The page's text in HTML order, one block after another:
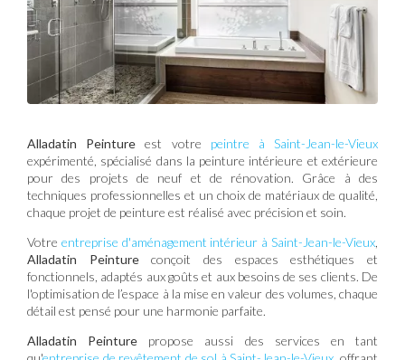
Alladatin Peinture est votre peintre à Saint-Jean-le-Vieux
expérimenté, spécialisé dans la peinture intérieure et extérieure
pour des projets de neuf et de rénovation. Grâce à des
techniques professionnelles et un choix de matériaux de qualité,
chaque projet de peinture est réalisé avec précision et soin.
Votre entreprise d'aménagement intérieur à Saint-Jean-le-Vieux
Alladatin Peintureconçoit des espaces esthétiques et
fonctionnels, adaptés aux goûts et aux besoins de ses clients. De
l'optimisation de l’espace à la mise en valeur des volumes, chaque
détail est pensé pour une harmonie parfaite.
Alladatin Peinture propose aussi des services en tant